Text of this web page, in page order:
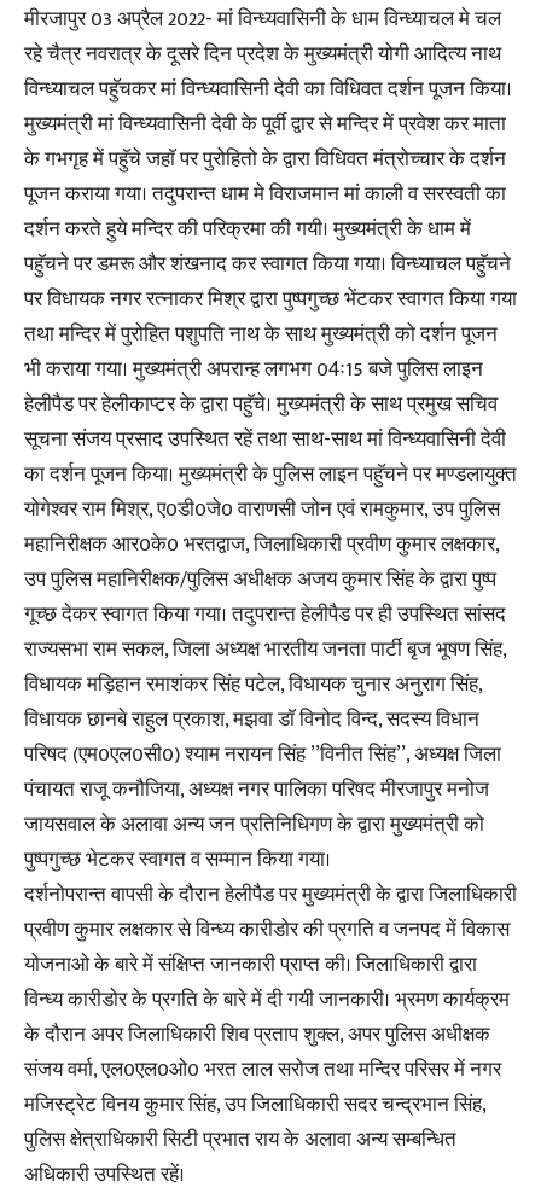
मीरजापुर 03 अप्रैल 2022- मां विन्ध्यवासिनी के धाम विन्ध्याचल मे चल
रहे चैत्र नवरात्र के दूसरे दिन प्रदेश के मुख्यमंत्री योगी आदित्य नाथ
विन्ध्याचल पहुॅचकर मां विन्ध्यवासिनी देवी का विधिवत दर्शन पूजन किया।
मुख्यमंत्री मां विन्ध्यवासिनी देवी के पूर्वी द्वार से मन्दिर में प्रवेश कर माता
के गभगृह में पहुॅचे जहाॅ पर पुरोहितो के द्वारा विधिवत मंत्रोच्चार के दर्शन
पूजन कराया गया। तदुपरान्त धाम मे विराजमान मां काली व सरस्वती का
दर्शन करते हुये मन्दिर की परिक्रमा की गयी। मुख्यमंत्री के धाम में
पहुॅचने पर डमरू और शंखनाद कर स्वागत किया गया। विन्ध्याचल पहुॅचने
पर विधायक नगर रत्नाकर मिश्र द्वारा पुष्पगुच्छ भेंटकर स्वागत किया गया
तथा मन्दिर में पुरोहित पशुपति नाथ के साथ मुख्यमंत्री को दर्शन पूजन
भी कराया गया। मुख्यमंत्री अपरान्ह लगभग 04ः15 बजे पुलिस लाइन
हेलीपैड पर हेलीकाप्टर के द्वारा पहुॅचे। मुख्यमंत्री के साथ प्रमुख सचिव
सूचना संजय प्रसाद उपस्थित रहें तथा साथ-साथ मां विन्ध्यवासिनी देवी
का दर्शन पूजन किया। मुख्यमंत्री के पुलिस लाइन पहुॅचने पर मण्डलायुक्त
योगेश्वर राम मिश्र, ए0डी0जे0 वाराणसी जोन एवं रामकुमार, उप पुलिस
महानिरीक्षक आर0के0 भरतद्वाज, जिलाधिकारी प्रवीण कुमार लक्षकार,
उप पुलिस महानिरीक्षक/पुलिस अधीक्षक अजय कुमार सिंह के द्वारा पुष्प
गूच्छ देकर स्वागत किया गया। तदुपरान्त हेलीपैड पर ही उपस्थित सांसद
राज्यसभा राम सकल, जिला अध्यक्ष भारतीय जनता पार्टी बृज भूषण सिंह,
विधायक मड़िहान रमाशंकर सिंह पटेल, विधायक चुनार अनुराग सिंह,
विधायक छानबे राहुल प्रकाश, मझवा डाॅ विनोद विन्द, सदस्य विधान
परिषद (एम0एल0सी0) श्याम नरायन सिंह ’’विनीत सिंह’’, अध्यक्ष जिला
पंचायत राजू कनौजिया, अध्यक्ष नगर पालिका परिषद मीरजापुर मनोज
जायसवाल के अलावा अन्य जन प्रतिनिधिगण के द्वारा मुख्यमंत्री को
पुष्पगुच्छ भेटकर स्वागत व सम्मान किया गया।
दर्शनोपरान्त वापसी के दौरान हेलीपैड पर मुख्यमंत्री के द्वारा जिलाधिकारी
प्रवीण कुमार लक्षकार से विन्ध्य कारीडोर की प्रगति व जनपद में विकास
योजनाओ के बारे में संक्षिप्त जानकारी प्राप्त की। जिलाधिकारी द्वारा
विन्ध्य कारीडोर के प्रगति के बारे में दी गयी जानकारी। भ्रमण कार्यक्रम
के दौरान अपर जिलाधिकारी शिव प्रताप शुक्ल, अपर पुलिस अधीक्षक
संजय वर्मा, एल0एल0ओ0 भरत लाल सरोज तथा मन्दिर परिसर में नगर
मजिस्ट्रेट विनय कुमार सिंह, उप जिलाधिकारी सदर चन्द्रभान सिंह,
पुलिस क्षेत्राधिकारी सिटी प्रभात राय के अलावा अन्य सम्बन्धित
अधिकारी उपस्थित रहें।